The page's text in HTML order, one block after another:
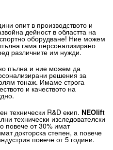
опит в производството и
дейност в областта на
оборудване! Ние можем
гама персонализирано
различните им нужди.
пълна и ние можем да
решения за
тонаж. Имаме строга
и качеството на
технически R&D екип. NEOlift
технически изследователски
повече от 30% имат
докторска степен, а повече
повече от 5 години.